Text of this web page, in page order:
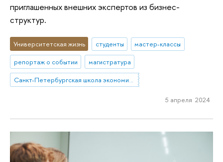
приглашенных внешних экспертов из бизнес-
структур.
Университетская жизнь студенты
мастер-классы
репортаж о событии
магистратура
Санкт-Петербургская школа экономики и менеджмента
5 апреля 2024